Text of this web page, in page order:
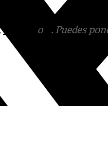
Tik Tok o
. Puedes